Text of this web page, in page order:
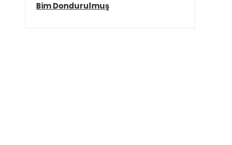
Bim Dondurulmuş